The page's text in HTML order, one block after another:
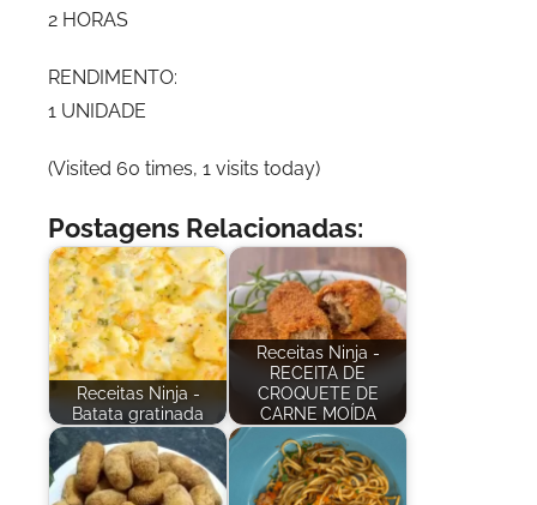
2 HORAS
RENDIMENTO:
1 UNIDADE
(Visited 60 times, 1 visits today)
Postagens Relacionadas:
Receitas Ninja -
Batata gratinada
Receitas Ninja -
RECEITA DE
CROQUETE DE
CARNE MOÍDA